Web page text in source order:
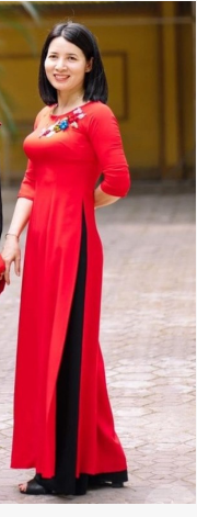
quảng cáo
404
soạn Chính sách bảo